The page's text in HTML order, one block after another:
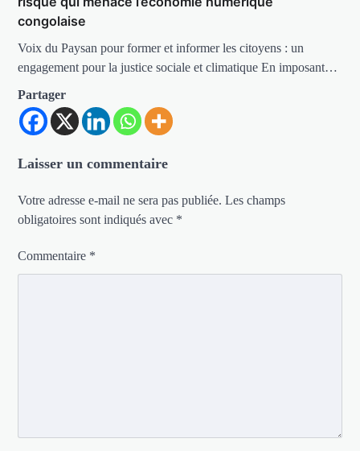
congolaise
Voix du Paysan pour former et informer les citoyens : un
engagement pour la justice sociale et climatique En imposant…
Partager
Laisser un commentaire
Votre adresse e-mail ne sera pas publiée. Les champs
obligatoires sont indiqués avec *
Commentaire *